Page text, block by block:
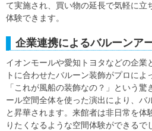
て実施され、買い物の延長で気軽に立
体験できます。
企業連携によるバルーンア
イオンモールや愛知トヨタなどの企業
トに合わせたバルーン装飾がプロによ
「これが風船の装飾なの？」という
ール空間全体を使った演出により、バ
と昇華されます。来館者は非日常を体
りたくなるような空間体験ができる